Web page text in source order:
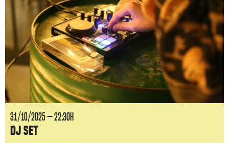
31/10/2025 — 22:30H
DJ Set